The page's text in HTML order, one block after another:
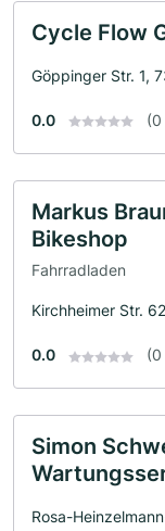
Cycle Flow
Göppinger Str. 1,
0.0 (0
Markus
Bikeshop
Fahrradladen
Kirchheimer Str.
0.0 (0
Simon
Rosa-